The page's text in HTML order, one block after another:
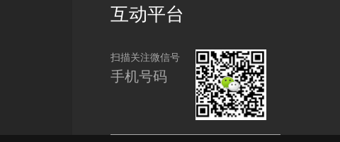
互动平台
扫描关注微信号
手机号码